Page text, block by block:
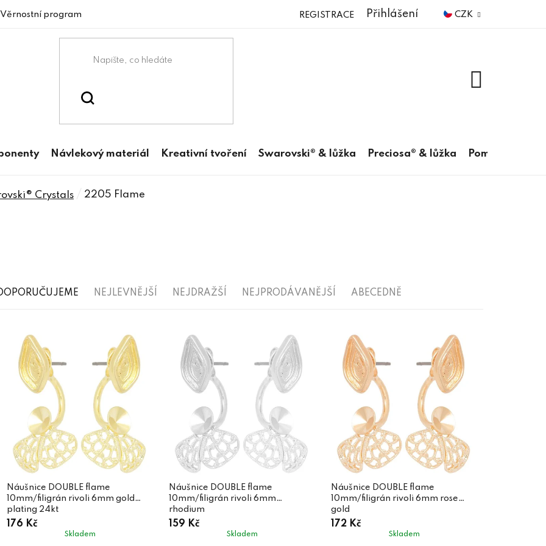
Věrnostní program CZK
Přihlášení
REGISTRACE
Návlekový materiál Kreativní tvoření Swarovski® & lůžka Preciosa® & lůžka Pomůcky
Crystals 2205 Flame
u
k
NEJLEVNĚJŠÍ NEJDRAŽŠÍ NEJPRODÁVANĚJŠÍ ABECEDNĚ
d
u
Náušnice DOUBLE flame
10mm/filigrán rivoli 6mm gold
plating 24kt
176 Kč
Skladem
Náušnice DOUBLE flame
10mm/filigrán rivoli 6mm
rhodium
159 Kč
Skladem
Náušnice DOUBLE flame
10mm/filigrán rivoli 6mm rose
gold
172 Kč
Skladem